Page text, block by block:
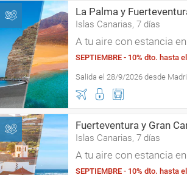
La Palma y
Islas Canarias, 7 días
A tu aire con estancia
SEPTIEMBRE - 10% dto. hasta
Salida el 28/9/2026 desde
Fuerteventura y Gran
Islas Canarias, 7 días
A tu aire con estancia
SEPTIEMBRE - 10% dto. hasta